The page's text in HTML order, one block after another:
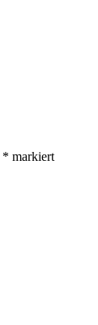
* markiert